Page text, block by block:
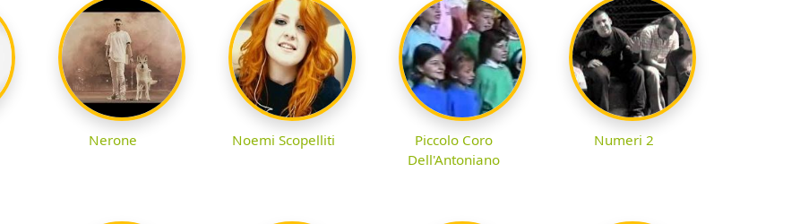
Nerone Noemi Scopelliti
Piccolo Coro
Dell'Antoniano
Numeri 2